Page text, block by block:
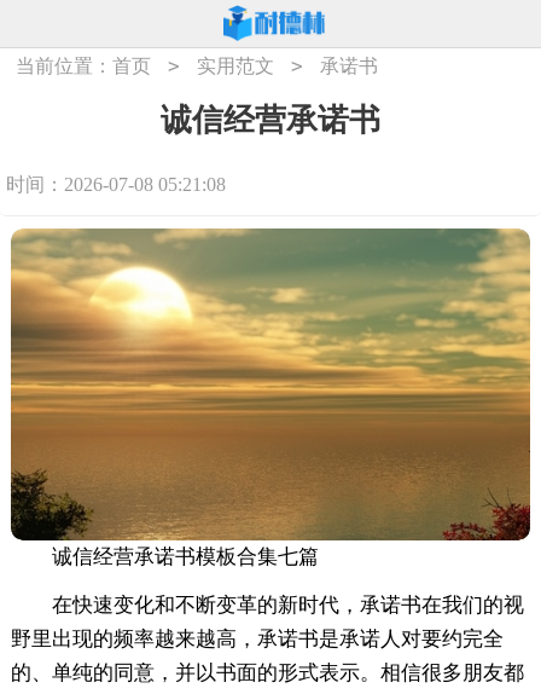
当前位置：首页 > 实用范文 > 承诺书
诚信经营承诺书
时间：2026-07-08 05:21:08
诚信经营承诺书模板合集七篇
在快速变化和不断变革的新时代，承诺书在我们的视
野里出现的频率越来越高，承诺书是承诺人对要约完全
的、单纯的同意，并以书面的形式表示。相信很多朋友都